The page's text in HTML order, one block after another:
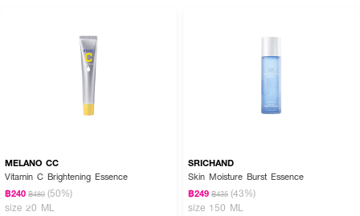
MELANO CC
Vitamin C Brightening Essence
฿240 ฿480 (50%)
size 20 ML
SRICHAND
Skin Moisture Burst Essence
฿249 ฿435 (43%)
size 150 ML